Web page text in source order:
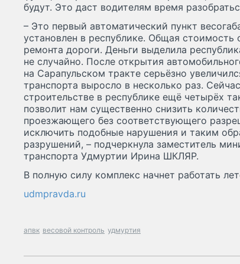
будут. Это даст водителям время
– Это первый автоматический пункт
установлен в республике. Общая стоимость
ремонта дороги. Деньги выделила
не случайно. После открытия
на Сарапульском тракте серьёзно
транспорта выросло в несколько раз.
строительстве в республике ещё четырёх
позволит нам существенно снизить
проезжающего без соответствующего
исключить подобные нарушения и таким
разрушений, – подчеркнула заместитель
транспорта Удмуртии Ирина ШКЛЯР.
В полную силу комплекс начнет работать
udmpravda.ru
апвк весовой контроль удмуртия